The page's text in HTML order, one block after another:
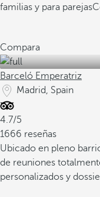
familias y para parejas
Compara
Barceló Emperatriz
Madrid, Spain
4.7/5
1666 reseñas
Ubicado en pleno
de reuniones
personalizados y